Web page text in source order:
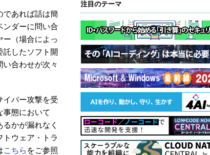
あれば話は簡
ンダーに問い合
ー（場合によっ
託したソフト開
合わせが次々
バー攻撃を受
事態において
かが漏れなく
トウェア・トラ
こちら をご参照
注目のテーマ